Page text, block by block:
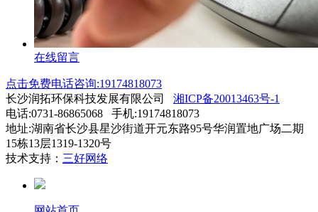
在线留言
点击免费电话咨询:19174818073
长沙润拓环保科技发展有限公司 湘ICP备20013463号-1
电话:0731-86865068 手机:19174818073
地址:湖南省长沙县星沙街道开元东路95号华润置地广场二期
15栋13层1319-1320号
技术支持： 三好网络